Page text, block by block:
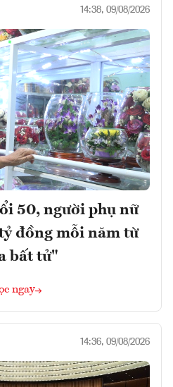
14:38, 09/08/2026
50, người phụ nữ
đồng mỗi năm từ
bất tử"
ngay
14:36, 09/08/2026